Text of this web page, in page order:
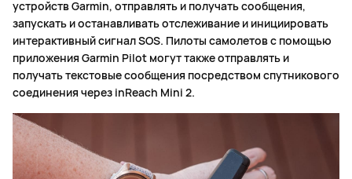
устройств Garmin, отправлять и получать сообщения,
запускать и останавливать отслеживание и инициировать
интерактивный сигнал SOS. Пилоты самолетов с помощью
приложения Garmin Pilot могут также отправлять и
получать текстовые сообщения посредством спутникового
соединения через inReach Mini 2.